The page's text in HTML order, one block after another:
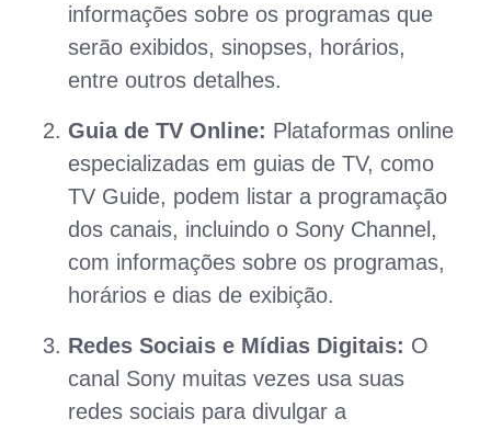
informações sobre os programas que
serão exibidos, sinopses, horários,
entre outros detalhes.
Guia de TV Online: Plataformas online
especializadas em guias de TV, como
TV Guide, podem listar a programação
dos canais, incluindo o Sony Channel,
com informações sobre os programas,
horários e dias de exibição.
Redes Sociais e Mídias Digitais: O
canal Sony muitas vezes usa suas
redes sociais para divulgar a